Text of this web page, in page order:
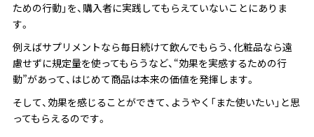
ための行動」を、購入者に実践してもらえていないことにありま
す。
例えばサプリメントなら毎日続けて飲んでもらう、化粧品なら遠
慮せずに規定量を使ってもらうなど、“効果を実感するための行
動”があって、はじめて商品は本来の価値を発揮します。
そして、効果を感じることができて、ようやく「また使いたい」と思
ってもらえるのです。